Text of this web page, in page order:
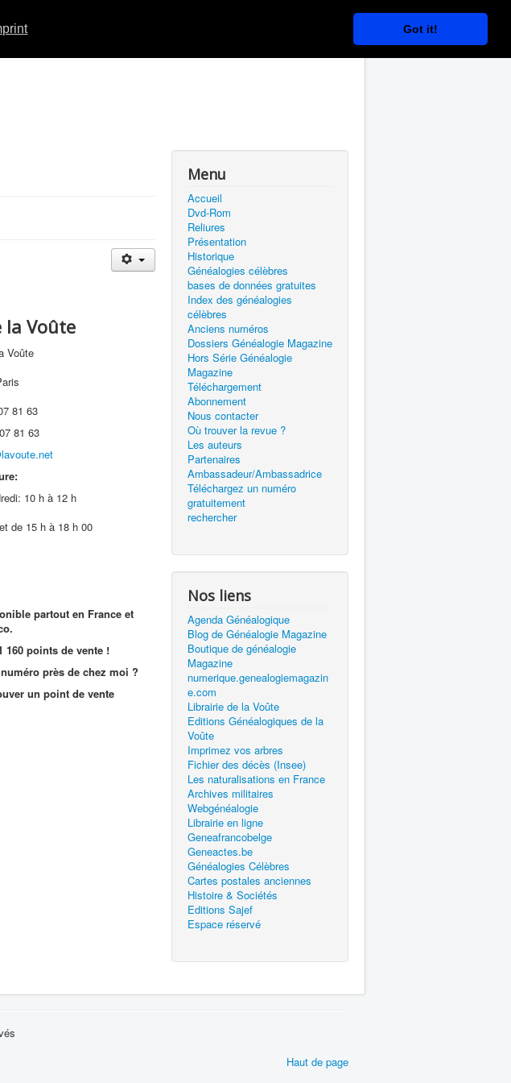
Got it!
la Voûte
Voûte
81 63
81 63
10 h à 12 h
de 15 h à 18 h 00
partout en France et
160 points de vente !
près de chez moi ?
un point de vente
Menu
Accueil
Dvd-Rom
Reliures
Présentation
Historique
Généalogies célèbres
bases de données gratuites
Index des généalogies
célèbres
Anciens numéros
Dossiers Généalogie Magazine
Hors Série Généalogie
Magazine
Téléchargement
Abonnement
Nous contacter
Où trouver la revue ?
Les auteurs
Partenaires
Ambassadeur/Ambassadrice
Téléchargez un numéro
gratuitement
rechercher
Nos liens
Agenda Généalogique
Blog de Généalogie Magazine
Boutique de généalogie
Magazine
numerique.genealogiemagazin
e.com
Librairie de la Voûte
Editions Généalogiques de la
Voûte
Imprimez vos arbres
Fichier des décès (Insee)
Les naturalisations en France
Archives militaires
Webgénéalogie
Librairie en ligne
Geneafrancobelge
Geneactes.be
Généalogies Célèbres
Cartes postales anciennes
Histoire & Sociétés
Editions Sajef
Espace réservé
Haut de page